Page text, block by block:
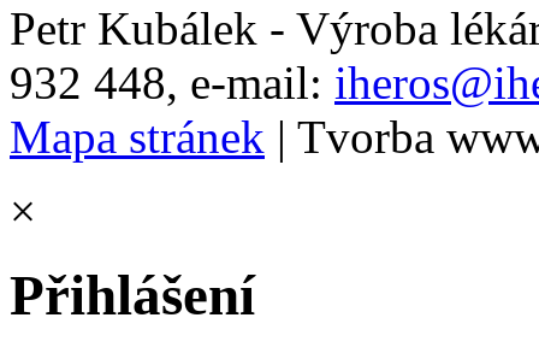
Petr Kubálek - Výroba
932 448, e-mail:
Mapa stránek | Tvorba
×
Přihlášení